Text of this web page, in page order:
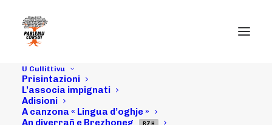
U Cullittivu
Prisintazioni
L’associa impignati
Adisioni
A canzona « Lingua d’oghje »
An diverrañ e Brezhoneg
BZH